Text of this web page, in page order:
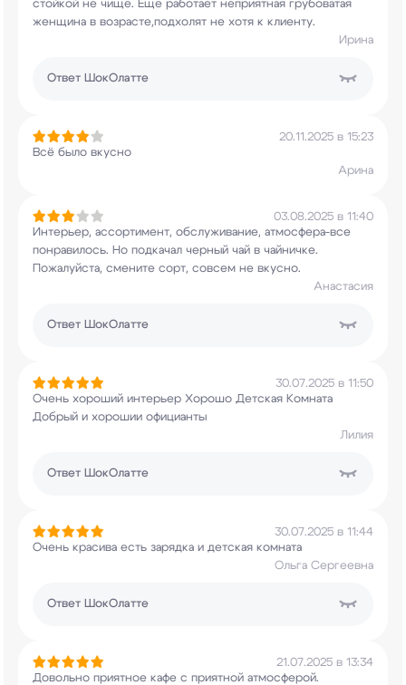
стойкой не чище. Еще работает неприятная грубоватая
женщина в возрасте,подхолят не хотя к клиенту.
Ирина
Ответ ШокОлатте
20.11.2025 в 15:23
Всё было вкусно
Арина
03.08.2025 в 11:40
Интерьер, ассортимент, обслуживание, атмосфера-все
понравилось. Но подкачал черный чай в чайничке.
Пожалуйста, смените сорт, совсем не вкусно.
Анастасия
Ответ ШокОлатте
30.07.2025 в 11:50
Очень хороший интерьер Хорошо Детская Комната
Добрый и хорошии официанты
Лилия
Ответ ШокОлатте
30.07.2025 в 11:44
Очень красива есть зарядка и детская комната
Ольга Сергеевна
Ответ ШокОлатте
21.07.2025 в 13:34
Довольно приятное кафе с приятной атмосферой.